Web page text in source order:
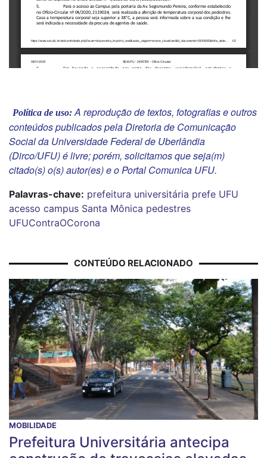
Política de uso:A reprodução de textos, fotografias e outros
conteúdos publicados pela Diretoria de Comunicação
Social da Universidade Federal de Uberlândia
(Dirco/UFU) é livre; porém, solicitamos que seja(m)
citado(s) o(s) autor(es) e o Portal Comunica UFU.
Palavras-chave: prefeitura universitária prefe UFU
acesso campus Santa Mônica pedestres
UFUContraOCorona
CONTEÚDO RELACIONADO
MOBILIDADE
Prefeitura Universitária antecipa